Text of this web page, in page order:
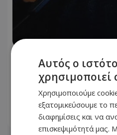
Έλληνας ηθοποιός
καρκίνο - «Πάμε
φωτογραφία που
νοσοκομείο
06.08.2026 - 21:08
Αυτός ο
χρησιμοποιεί
Χρησιμοποιούμε
εξατομικεύσουμε το
διαφημίσεις και να
επισκεψιμότητά μας.